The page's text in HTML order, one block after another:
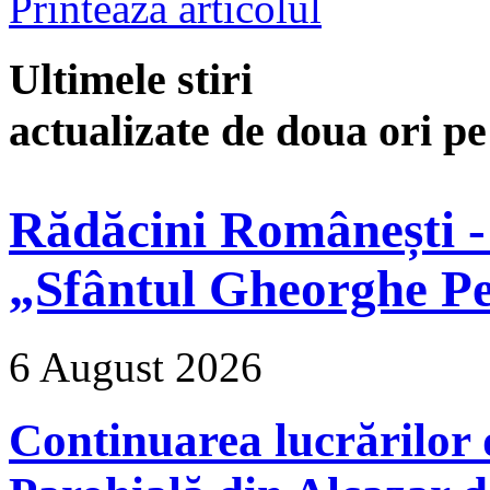
Ultimele stiri
actualizate de doua ori
Rădăcini Românești
„Sfântul Gheorghe
6 August 2026
Continuarea lucrărilor